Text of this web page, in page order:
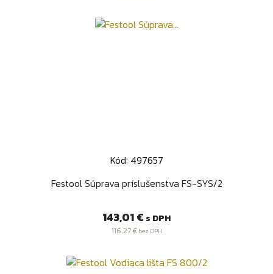
Kód: 497657
Festool Súprava príslušenstva FS-SYS/2
Cena
143,01 € s DPH
116,27 €bez DPH